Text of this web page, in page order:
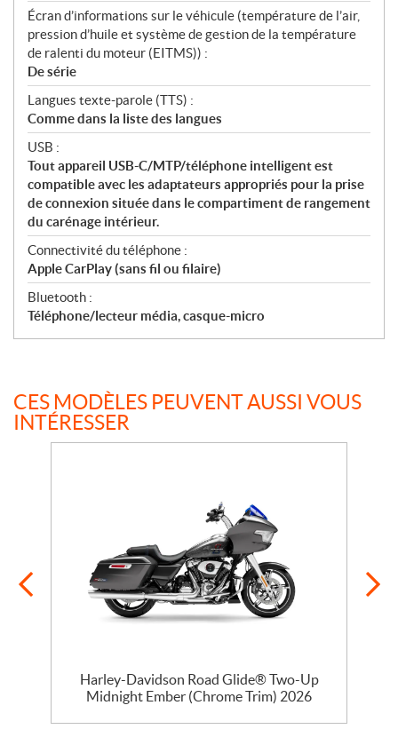
Écran d’informations sur le véhicule (température de l’air,
pression d’huile et système de gestion de la température
de ralenti du moteur (EITMS)) :
De série
Langues texte-parole (TTS) :
Comme dans la liste des langues
USB :
Tout appareil USB-C/MTP/téléphone intelligent est
compatible avec les adaptateurs appropriés pour la prise
de connexion située dans le compartiment de rangement
du carénage intérieur.
Connectivité du téléphone :
Apple CarPlay (sans fil ou filaire)
Bluetooth :
Téléphone/lecteur média, casque-micro
CES MODÈLES PEUVENT AUSSI VOUS
INTÉRESSER
Harley-Davidson Road Glide® Two-Up
Midnight Ember (Chrome Trim) 2026